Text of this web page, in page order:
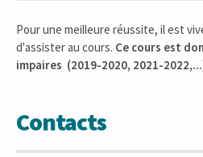
Pour une meilleure réussite, il est
d'assister au cours. Ce cours est
impaires (2019-2020, 2021-
Contacts